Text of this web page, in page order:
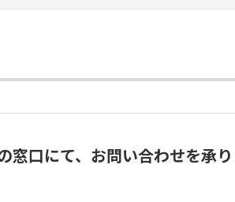
窓口にて、お問い合わせを承